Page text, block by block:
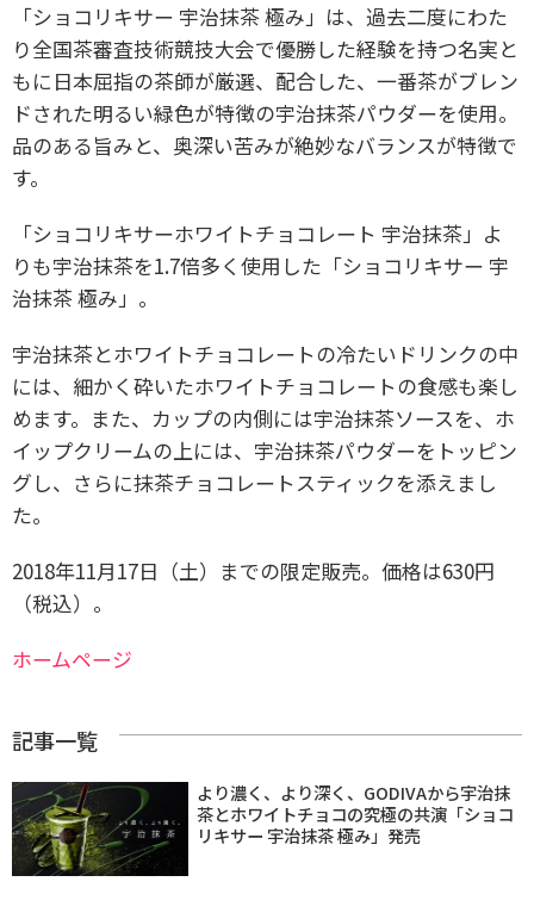
「ショコリキサー 宇治抹茶 極み」は、過去二度にわた
り全国茶審査技術競技大会で優勝した経験を持つ名実と
もに日本屈指の茶師が厳選、配合した、一番茶がブレン
ドされた明るい緑色が特徴の宇治抹茶パウダーを使用。
品のある旨みと、奥深い苦みが絶妙なバランスが特徴で
す。
「ショコリキサーホワイトチョコレート 宇治抹茶」よ
りも宇治抹茶を1.7倍多く使用した「ショコリキサー 宇
治抹茶 極み」。
宇治抹茶とホワイトチョコレートの冷たいドリンクの中
には、細かく砕いたホワイトチョコレートの食感も楽し
めます。また、カップの内側には宇治抹茶ソースを、ホ
イップクリームの上には、宇治抹茶パウダーをトッピン
グし、さらに抹茶チョコレートスティックを添えまし
た。
2018年11月17日（土）までの限定販売。価格は630円
（税込）。
ホームページ
記事一覧
より濃く、より深く、GODIVAから宇治抹
茶とホワイトチョコの究極の共演「ショコ
リキサー 宇治抹茶 極み」発売